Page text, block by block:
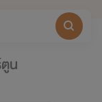
น